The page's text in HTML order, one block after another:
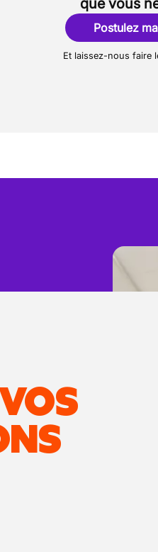
que vous
Postulez
Et laissez-nous faire